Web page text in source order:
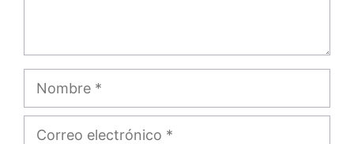
Correo